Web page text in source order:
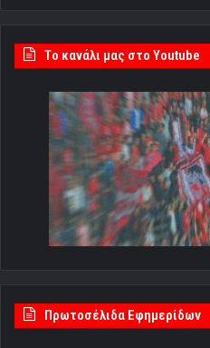
Tο κανάλι μας στο Youtube
Πρωτοσέλιδα Εφημερίδων